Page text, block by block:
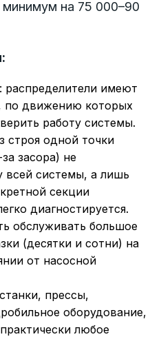
минимум на 75 000–90
распределители имеют
по движению которых
работу системы.
строя одной точки
засора) не
всей системы, а лишь
секции
диагностируется.
обслуживать большое
(десятки и сотни) на
от насосной
прессы,
оборудование,
любое